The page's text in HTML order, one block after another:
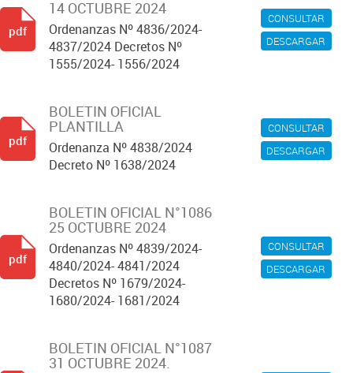
CONSULTAR
DESCARGAR
14 OCTUBRE 2024
Ordenanzas Nº 4836/2024-
4837/2024 Decretos Nº
1555/2024- 1556/2024
pdf
CONSULTAR
DESCARGAR
BOLETIN OFICIAL
PLANTILLA
Ordenanza Nº 4838/2024
Decreto Nº 1638/2024
pdf
CONSULTAR
DESCARGAR
BOLETIN OFICIAL N°1086
25 OCTUBRE 2024
Ordenanzas Nº 4839/2024-
4840/2024- 4841/2024
Decretos Nº 1679/2024-
1680/2024- 1681/2024
pdf
BOLETIN OFICIAL N°1087
31 OCTUBRE 2024.